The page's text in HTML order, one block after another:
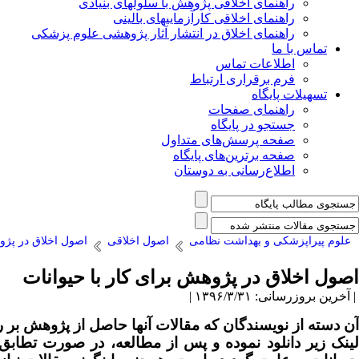
راهنمای اخلاقی پژوهش با سلولهای بنیادی
راهنمای اخلاقی کارآزماییهای بالینی
راهنمای اخلاق در انتشار آثار پژوهشی علوم پزشکی
تماس با ما
اطلاعات تماس
فرم برقراری ارتباط
تسهیلات پایگاه
راهنمای صفحات
جستجو در پایگاه
صفحه پرسش‌های متداول
صفحه برترین‌های پایگاه
اطلاع‌رسانی به دوستان
علوم پیراپزشکی و بهداشت نظامی اصول اخلاقی اصول اخلاق در
اصول اخلاق در پژوهش برای کار با حیوانات
| آخرین بروزرسانی: ۱۳۹۶/۳/۳۱ |
آن دسته از نویسندگان که مقالات آنها حاصل از پژوهش
لینک زیر دانلود نموده و پس از مطالعه، در صورت